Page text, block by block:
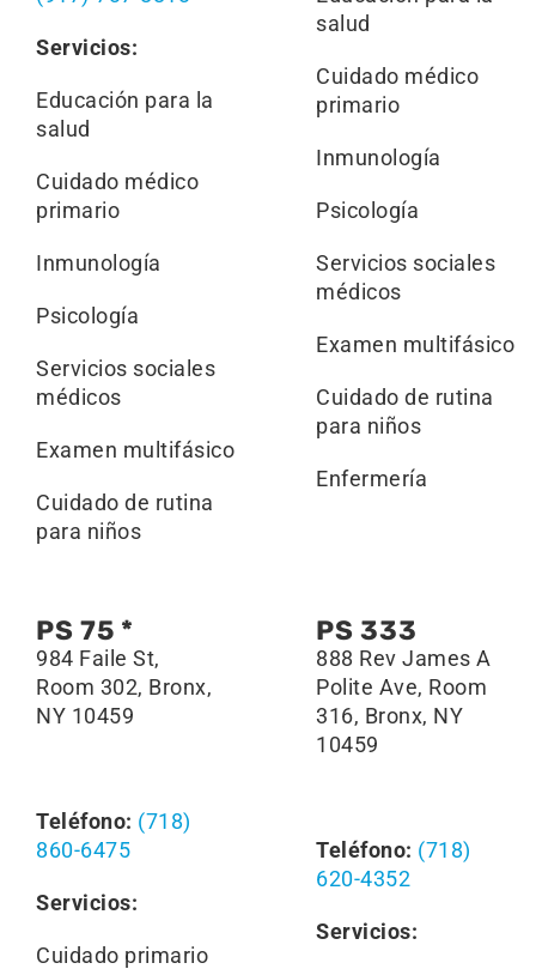
Servicios:
Educación para la
salud
Cuidado médico
primario
Inmunología
Psicología
Servicios sociales
médicos
Examen multifásico
Cuidado de rutina
para niños
salud
Cuidado médico
primario
Inmunología
Psicología
Servicios sociales
médicos
Examen multifásico
Cuidado de rutina
para niños
Enfermería
PS 75 *
984 Faile St,
Room 302, Bronx,
NY 10459
Teléfono: (718)
860-6475
Servicios:
Cuidado primario
PS 333
888 Rev James A
Polite Ave, Room
316, Bronx, NY
10459
Teléfono: (718)
620-4352
Servicios: